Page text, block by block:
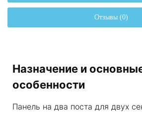
Отзывы (0)
Назначение и
особенности
Панель на два поста для двух